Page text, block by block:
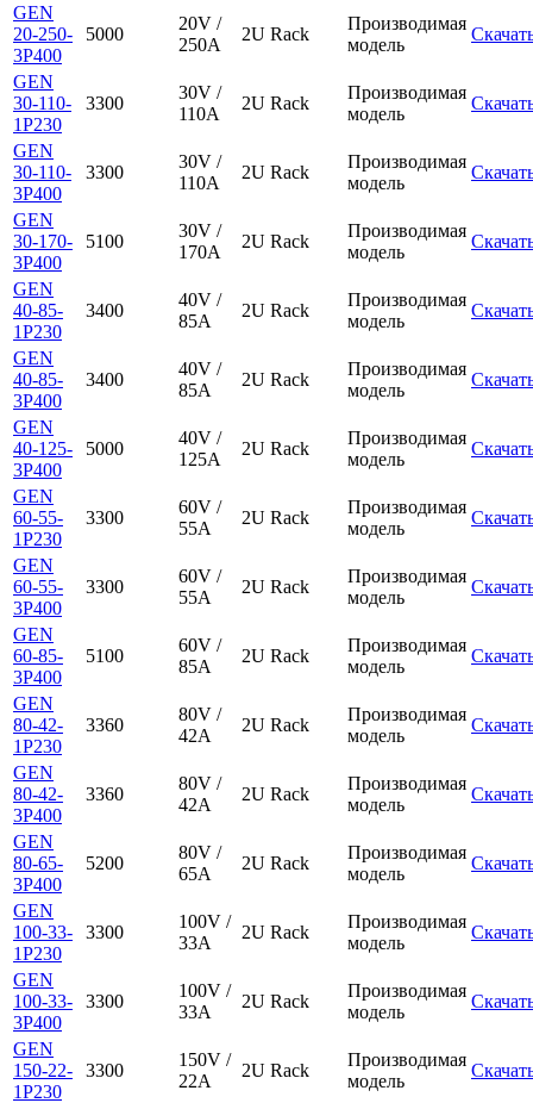
GEN
20-250-
3P400
5000
20V /
250A
2U Rack
Производимая
модель
GEN
30-110-
1P230
3300
30V /
110A
2U Rack
Производимая
модель
GEN
30-110-
3P400
3300
30V /
110A
2U Rack
Производимая
модель
GEN
30-170-
3P400
5100
30V /
170A
2U Rack
Производимая
модель
GEN
40-85-
1P230
3400
40V /
85A
2U Rack
Производимая
модель
GEN
40-85-
3P400
3400
40V /
85A
2U Rack
Производимая
модель
GEN
40-125-
3P400
5000
40V /
125A
2U Rack
Производимая
модель
GEN
60-55-
1P230
3300
60V /
55A
2U Rack
Производимая
модель
GEN
60-55-
3P400
3300
60V /
55A
2U Rack
Производимая
модель
GEN
60-85-
3P400
5100
60V /
85A
2U Rack
Производимая
модель
GEN
80-42-
1P230
3360
80V /
42A
2U Rack
Производимая
модель
GEN
80-42-
3P400
3360
80V /
42A
2U Rack
Производимая
модель
GEN
80-65-
3P400
5200
80V /
65A
2U Rack
Производимая
модель
GEN
100-33-
1P230
3300
100V /
33A
2U Rack
Производимая
модель
GEN
100-33-
3P400
3300
100V /
33A
2U Rack
Производимая
модель
GEN
150-22-
1P230
3300
150V /
22A
2U Rack
Производимая
модель